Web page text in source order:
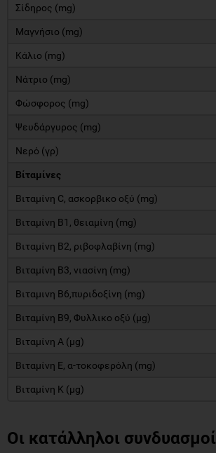
Σίδηρος (mg)
Μαγνήσιο (mg)
Κάλιο (mg)
Νάτριο (mg)
Φώσφορος (mg)
Ψευδάργυρος (mg)
Νερό (γρ)
Βίταμίνες
Βιταμίνη C, ασκορβικο οξύ (mg)
Βιταμίνη Β1, θειαμίνη (mg)
Βιταμίνη Β2, ριβοφλαβίνη (mg)
Βιταμίνη Β3, νιασίνη (mg)
Βιταμινη Β6,πυριδοξίνη (mg)
Βιταμίνη Β9, Φυλλικο οξύ (μg)
Βιταμίνη Α (μg)
Βιταμίνη Ε, α-τοκοφερόλη (mg)
Βιταμίνη Κ (μg)
Οι κατάλληλοι συνδυασμοί